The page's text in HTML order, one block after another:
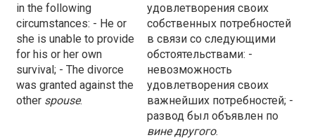
in the following
circumstances: - He or
she is unable to provide
for his or her own
survival; - The divorce
was granted against the
other spouse.
удовлетворения своих
собственных потребностей
в связи со следующими
обстоятельствами: -
невозможность
удовлетворения своих
важнейших потребностей; -
развод был объявлен по
вине другого.